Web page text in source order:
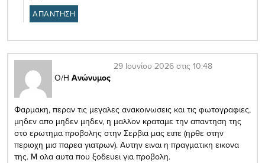
ΑΠΑΝΤΗΣΗ
Ο/Η Ανώνυμος
29 Ιουνίου 2026 στις 10:48
Φαρμακη, περαν τις μεγαλες ανακοινωσεις και τις φωτογραφιες,
μηδεν απο μηδεν μηδεν, η μαλλον κραταμε την απαντηση της
στο ερωτημα προβολης στην Σερβια μας ειπε (ηρθε στην
περιοχη μισ παρεα γιατρων). Αυτην ειναι η πραγματικη εικονα
της. Μ ολα αυτα που ξοδευει για προβολη.